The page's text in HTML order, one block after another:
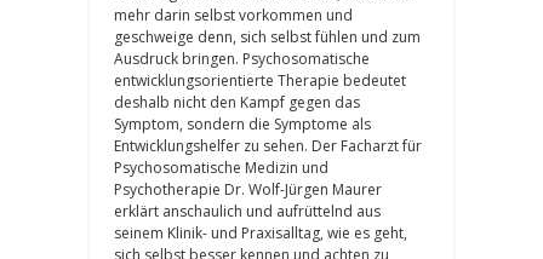
mehr darin selbst vorkommen und
geschweige denn, sich selbst fühlen und zum
Ausdruck bringen. Psychosomatische
entwicklungsorientierte Therapie bedeutet
deshalb nicht den Kampf gegen das
Symptom, sondern die Symptome als
Entwicklungshelfer zu sehen. Der Facharzt für
Psychosomatische Medizin und
Psychotherapie Dr. Wolf-Jürgen Maurer
erklärt anschaulich und aufrüttelnd aus
seinem Klinik- und Praxisalltag, wie es geht,
sich selbst besser kennen und achten zu